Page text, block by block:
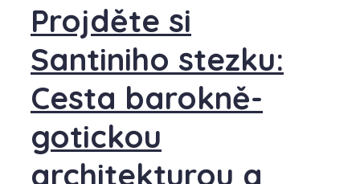
Projděte si
Santiniho stezku:
Cesta barokně-
gotickou
architekturou a